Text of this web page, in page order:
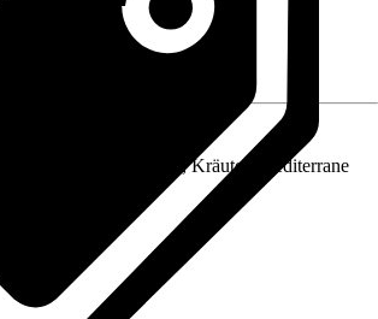
Jungpflanzen, Keimlinge, Kräuter, Mediterrane